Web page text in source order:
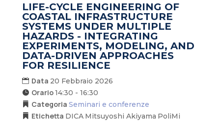
LIFE-CYCLE ENGINEERING OF
COASTAL INFRASTRUCTURE
SYSTEMS UNDER MULTIPLE
HAZARDS - INTEGRATING
EXPERIMENTS, MODELING, AND
DATA-DRIVEN APPROACHES
FOR RESILIENCE
Data 20 Febbraio 2026
Orario14:30 - 16:30
Categoria Seminari e conferenze
Etichetta DICA Mitsuyoshi Akiyama PoliMi